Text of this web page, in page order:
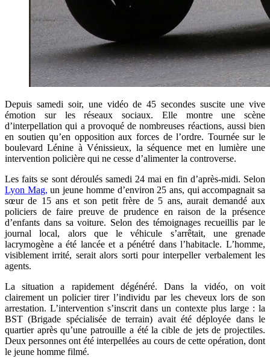
Depuis samedi soir, une vidéo de 45 secondes suscite une vive
émotion sur les réseaux sociaux. Elle montre une scène
d’interpellation qui a provoqué de nombreuses réactions, aussi bien
en soutien qu’en opposition aux forces de l’ordre. Tournée sur le
boulevard Lénine à Vénissieux, la séquence met en lumière une
intervention policière qui ne cesse d’alimenter la controverse.
Les faits se sont déroulés samedi 24 mai en fin d’après-midi. Selon
Lyon Mag, un jeune homme d’environ 25 ans, qui accompagnait sa
sœur de 15 ans et son petit frère de 5 ans, aurait demandé aux
policiers de faire preuve de prudence en raison de la présence
d’enfants dans sa voiture. Selon des témoignages recueillis par le
journal local, alors que le véhicule s’arrêtait, une grenade
lacrymogène a été lancée et a pénétré dans l’habitacle. L’homme,
visiblement irrité, serait alors sorti pour interpeller verbalement les
agents.
La situation a rapidement dégénéré. Dans la vidéo, on voit
clairement un policier tirer l’individu par les cheveux lors de son
arrestation. L’intervention s’inscrit dans un contexte plus large : la
BST (Brigade spécialisée de terrain) avait été déployée dans le
quartier après qu’une patrouille a été la cible de jets de projectiles.
Deux personnes ont été interpellées au cours de cette opération, dont
le jeune homme filmé.